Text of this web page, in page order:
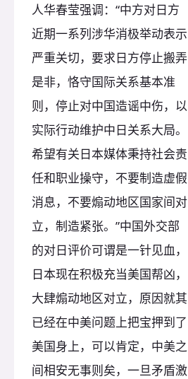
人华春莹强调：“中方对日方
近期一系列涉华消极举动表示
严重关切，要求日方停止搬弄
是非，恪守国际关系基本准
则，停止对中国造谣中伤，以
实际行动维护中日关系大局。
希望有关日本媒体秉持社会责
任和职业操守，不要制造虚假
消息，不要煽动地区国家间对
立，制造紧张。”中国外交部
的对日评价可谓是一针见血，
日本现在积极充当美国帮凶，
大肆煽动地区对立，原因就其
已经在中美问题上把宝押到了
美国身上，可以肯定，中美之
间相安无事则矣，一旦矛盾激